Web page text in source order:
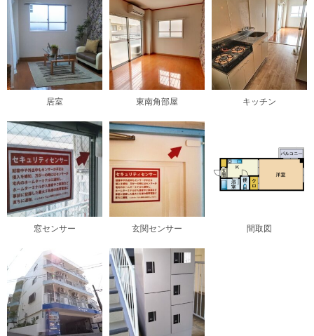
居室 東南角部屋 キッチン
窓センサー 玄関センサー 間取図